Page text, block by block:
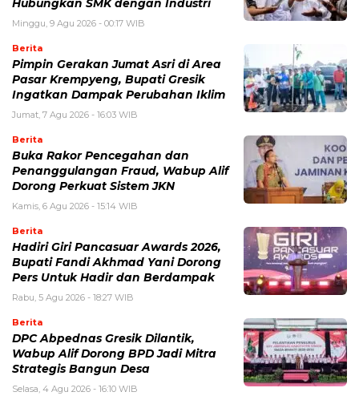
Hubungkan SMK dengan Industri
Minggu, 9 Agu 2026 - 00:17 WIB
Berita
Pimpin Gerakan Jumat Asri di Area
Pasar Krempyeng, Bupati Gresik
Ingatkan Dampak Perubahan Iklim
Jumat, 7 Agu 2026 - 16:03 WIB
Berita
Buka Rakor Pencegahan dan
Penanggulangan Fraud, Wabup Alif
Dorong Perkuat Sistem JKN
Kamis, 6 Agu 2026 - 15:14 WIB
Berita
Hadiri Giri Pancasuar Awards 2026,
Bupati Fandi Akhmad Yani Dorong
Pers Untuk Hadir dan Berdampak
Rabu, 5 Agu 2026 - 18:27 WIB
Berita
DPC Abpednas Gresik Dilantik,
Wabup Alif Dorong BPD Jadi Mitra
Strategis Bangun Desa
Selasa, 4 Agu 2026 - 16:10 WIB